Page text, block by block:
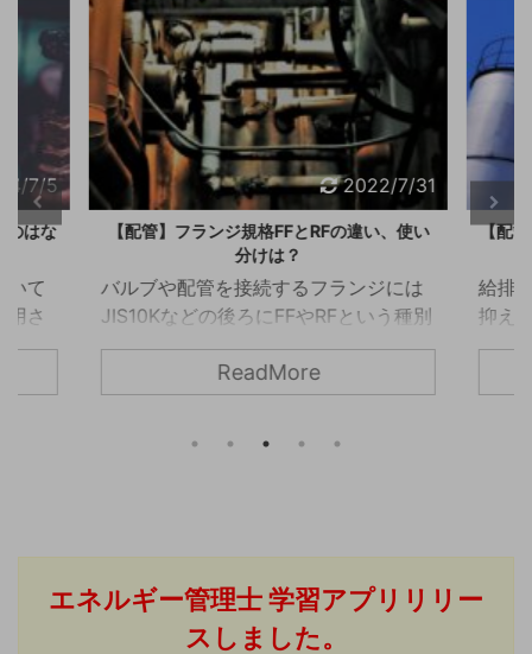
7/5
のはな
いて
さ
スト
いで
2022/7/31
【配管】フランジ規格FFとRFの違い、使い
分けは？
バルブや配管を接続するフランジには
JIS10Kなどの後ろにFFやRFという種別
が記載されています。 低圧ではFFとRF
でどちらを使っても問題ない場面が多
いので使い分けが良く分からないとい
のを言います。主にJIS10K、JIS20K、
JPI150、JPI300などの低圧で使用され
ReadMore
【配管
給排
抑え
用い
クに
や工
エネルギー管理士学習アプリリリー
スしました。